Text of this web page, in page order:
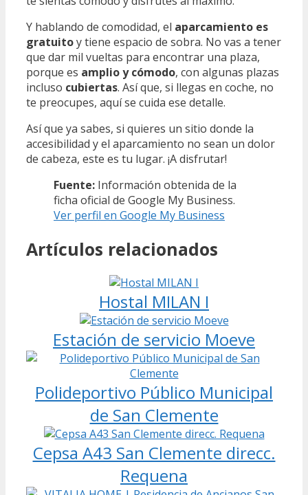
Y hablando de comodidad, el aparcamiento es
gratuitoy tiene espacio de sobra. No vas a tener
que dar mil vueltas para encontrar una plaza,
porque es amplio y cómodo, con algunas plazas
incluso cubiertas. Así que, si llegas en coche, no
te preocupes, aquí se cuida ese detalle.
Así que ya sabes, si quieres un sitio donde la
accesibilidad y el aparcamiento no sean un dolor
de cabeza, este es tu lugar. ¡A disfrutar!
Fuente: Información obtenida de la
ficha oficial de Google My Business.
Ver perfil en Google My Business
Artículos relacionados
Hostal MILAN I
Estación de servicio Moeve
Polideportivo Público Municipal
de San Clemente
Cepsa A43 San Clemente direcc.
Requena